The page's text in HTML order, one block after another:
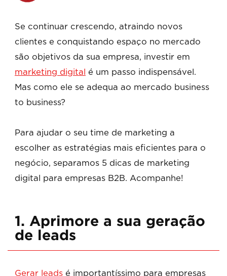
Se continuar crescendo, atraindo novos
clientes e conquistando espaço no mercado
são objetivos da sua empresa, investir em
marketing digital
é um passo indispensável.
Mas como ele se adequa ao mercado business
to business?
Para ajudar o seu time de marketing a
escolher as estratégias mais eficientes para o
negócio, separamos 5 dicas de marketing
digital para empresas B2B. Acompanhe!
1. Aprimore a sua geração
de leads
Gerar leads é importantíssimo para empresas